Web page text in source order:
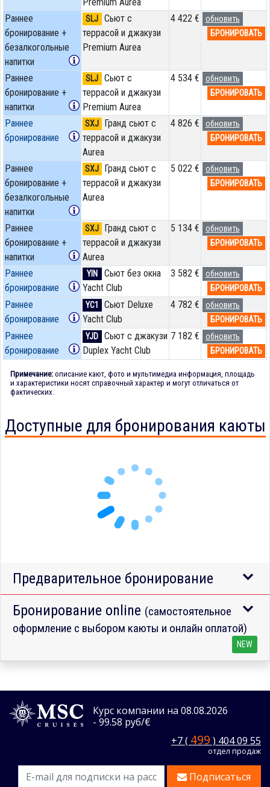
Раннее
бронирование +
безалкогольные
напитки
SLJ
Сьют с
террасой и джакузи
Premium Aurea
4 422 €
обновить
БРОНИРОВАТЬ
Раннее
бронирование +
напитки
SLJ
Сьют с
террасой и джакузи
Premium Aurea
4 534 €
обновить
БРОНИРОВАТЬ
Раннее
бронирование
SXJ
Гранд сьют с
террасой и джакузи
Aurea
4 826 €
обновить
БРОНИРОВАТЬ
Раннее
бронирование +
безалкогольные
напитки
SXJ
Гранд сьют с
террасой и джакузи
Aurea
5 022 €
обновить
БРОНИРОВАТЬ
Раннее
бронирование +
напитки
SXJ
Гранд сьют с
террасой и джакузи
Aurea
5 134 €
обновить
БРОНИРОВАТЬ
Раннее
бронирование
YIN
Сьют без окна
Yacht Club
3 582 €
обновить
БРОНИРОВАТЬ
Раннее
бронирование
YC1
Сьют Deluxe
Yacht Club
4 782 €
обновить
БРОНИРОВАТЬ
Раннее
бронирование
YJD
Сьют с джакузи
Duplex Yacht Club
7 182 €
обновить
БРОНИРОВАТЬ
Примечание: описание кают, фото и мультимедиа информация, площадь
и характеристики носят справочный характер и могут отличаться от
фактических.
Доступные для бронирования каюты
Предварительное бронирование
Бронирование online (самостоятельное
оформление с выбором каюты и онлайн оплатой)
NEW
Курс компании на 08.08.2026
- 99.58 руб/€
+7 ( 499 ) 404 09 55
отдел продаж
Подписаться